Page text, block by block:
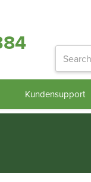
Kundensupport